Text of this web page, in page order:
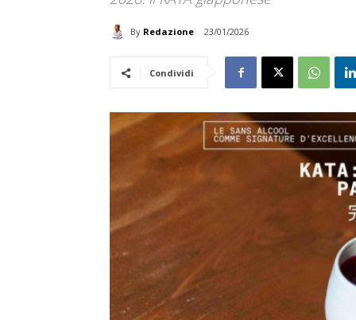
By Redazione 23/01/2026
Condividi